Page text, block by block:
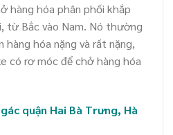
hàng hóa phân phối khắp
từ Bắc vào Nam. Nó thường
hàng hóa nặng và rất nặng,
có rơ móc để chở hàng hóa
quận Hai Bà Trưng, Hà